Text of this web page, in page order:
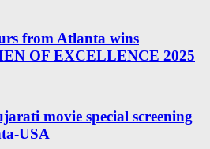
from Atlanta wins
OF EXCELLENCE 2025
movie special screening
USA